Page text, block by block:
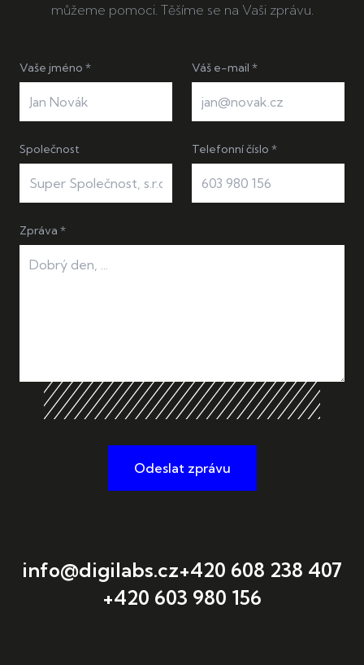
můžeme pomoci. Těšíme se na Vaši zprávu.
Vaše jméno * Váš e-mail *
Společnost Telefonní číslo *
Zpráva *
Odeslat zprávu
info@digilabs.cz+420 608 238 407
+420 603 980 156